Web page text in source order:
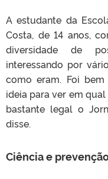
A estudante da
Costa, de 14 anos,
diversidade de
interessando por
como eram. Foi
ideia para ver em
bastante legal o
disse.
Ciência e